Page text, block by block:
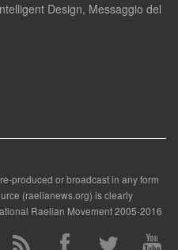
Design, Messaggio del
produced or broadcast in any form
(raelianews.org) is clearly
Raelian Movement 2005-2016